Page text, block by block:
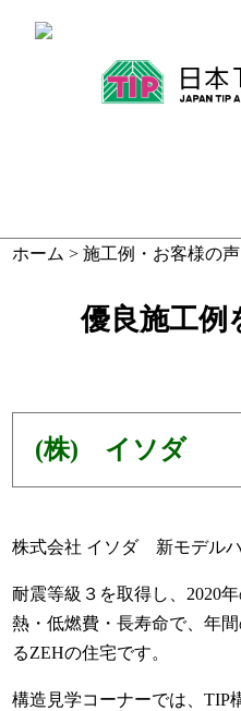
ホーム > 施工例・お客様の声
優良施工例
(株) イソダ
株式会社 イソダ 新モデル
耐震等級３を取得し、2020
熱・低燃費・長寿命で、年
るZEHの住宅です。
構造見学コーナーでは、TIP